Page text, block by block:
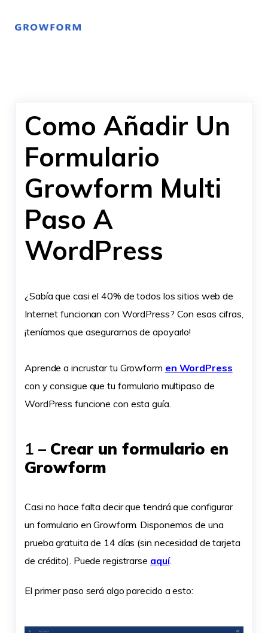
Como Añadir Un
Formulario
Growform Multi
Paso A
WordPress
¿Sabía que casi el 40% de todos los sitios web de
Internet funcionan con WordPress? Con esas cifras,
¡teníamos que asegurarnos de apoyarlo!
Aprende a incrustar tu Growform en WordPress
con y consigue que tu formulario multipaso de
WordPress funcione con esta guía.
1 – Crear un formulario en
Growform
Casi no hace falta decir que tendrá que configurar
un formulario en Growform. Disponemos de una
prueba gratuita de 14 días (sin necesidad de tarjeta
de crédito). Puede registrarse aquí.
El primer paso será algo parecido a esto: